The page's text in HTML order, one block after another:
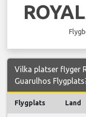
Vilka platser flyger
Guarulhos
Flygplats Land